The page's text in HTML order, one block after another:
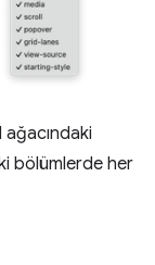
bölümlerde her